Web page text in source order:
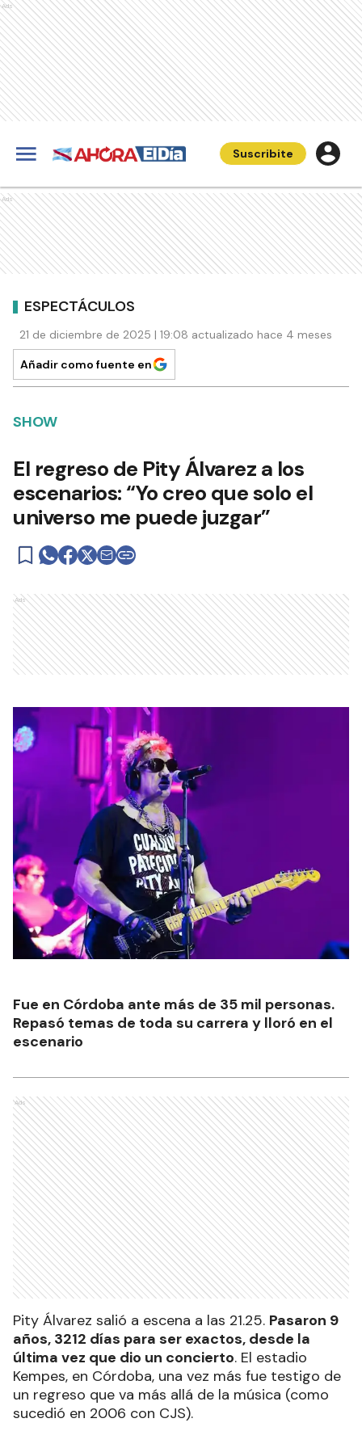
Ads
Suscribite
Ads
ESPECTÁCULOS
21 de diciembre de 2025 | 19:08 actualizado hace 4 meses
Añadir como fuente en
SHOW
El regreso de Pity Álvarez a los
escenarios: “Yo creo que solo el
universo me puede juzgar”
Ads
Fue en Córdoba ante más de 35 mil personas.
Repasó temas de toda su carrera y lloró en el
escenario
Ads
Pity Álvarez salió a escena a las 21.25. Pasaron 9
años, 3212 días para ser exactos, desde la
última vez que dio un concierto. El estadio
Kempes, en Córdoba, una vez más fue testigo de
un regreso que va más allá de la música (como
sucedió en 2006 con CJS).